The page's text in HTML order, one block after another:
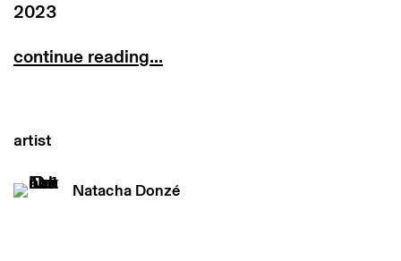
2023
continue reading...
artist
Natacha Donzé